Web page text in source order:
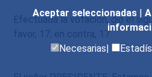
Aceptar seleccionadas |
Necesarias|
Efectuada la votación, dio el
favor, 17; en contra, 17.